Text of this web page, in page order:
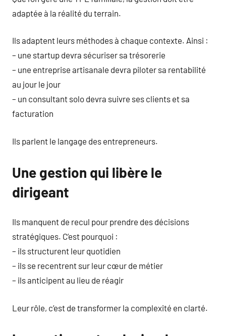
adaptée à la réalité du terrain.
Ils adaptent leurs méthodes à chaque contexte. Ainsi :
– une startup devra sécuriser sa trésorerie
– une entreprise artisanale devra piloter sa rentabilité
au jour le jour
– un consultant solo devra suivre ses clients et sa
facturation
Ils parlent le langage des entrepreneurs.
Une gestion qui libère le
dirigeant
Ils manquent de recul pour prendre des décisions
stratégiques. C’est pourquoi :
– ils structurent leur quotidien
– ils se recentrent sur leur cœur de métier
– ils anticipent au lieu de réagir
Leur rôle, c’est de transformer la complexité en clarté.